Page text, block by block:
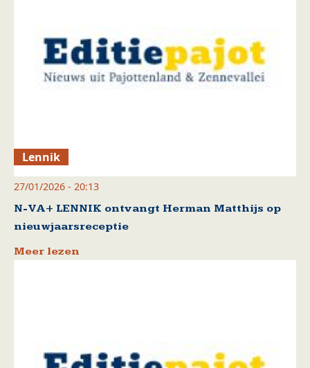
Lennik
27/01/2026 - 20:13
N-VA+ LENNIK ontvangt Herman Matthijs op
nieuwjaarsreceptie
Meer lezen